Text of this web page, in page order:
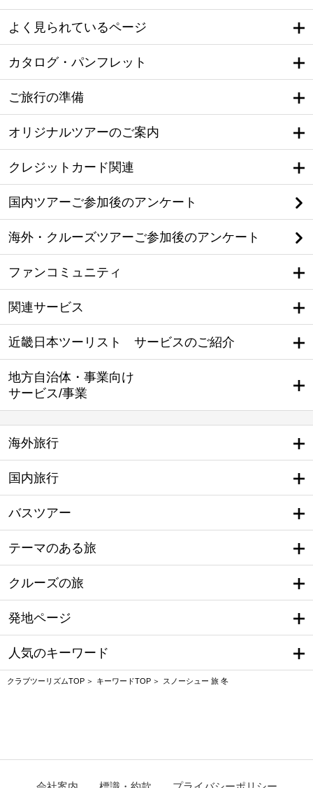
よく見られているページ
カタログ・パンフレット
ご旅行の準備
オリジナルツアーのご案内
クレジットカード関連
国内ツアーご参加後のアンケート
海外・クルーズツアーご参加後のアンケート
ファンコミュニティ
関連サービス
近畿日本ツーリスト サービスのご紹介
地方自治体・事業向け
サービス/事業
海外旅行
国内旅行
バスツアー
テーマのある旅
クルーズの旅
発地ページ
人気のキーワード
クラブツーリズムTOP キーワードTOP スノーシュー 旅 冬